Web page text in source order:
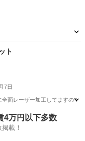
ト
7日
面レーザー加工してますの
4万円以下多数
載！